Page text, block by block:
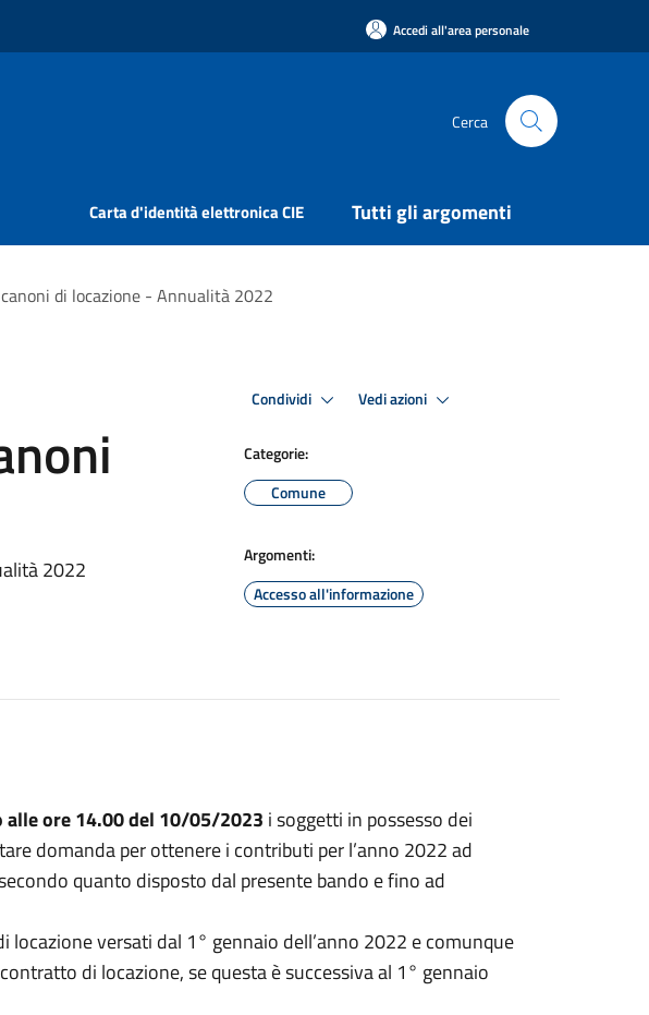
Accedi all'area personale
Cerca
Carta d'identità elettronica CIE Tutti gli argomenti
di locazione - Annualità 2022
2022
Condividi Vedi azioni
Categorie:
Comune
Argomenti:
Accesso all'informazione
ore 14.00 del 10/05/2023 i soggetti in possesso dei
domanda per ottenere i contributi per l’anno 2022 ad
quanto disposto dal presente bando e fino ad
versati dal 1° gennaio dell’anno 2022 e comunque
di locazione, se questa è successiva al 1° gennaio